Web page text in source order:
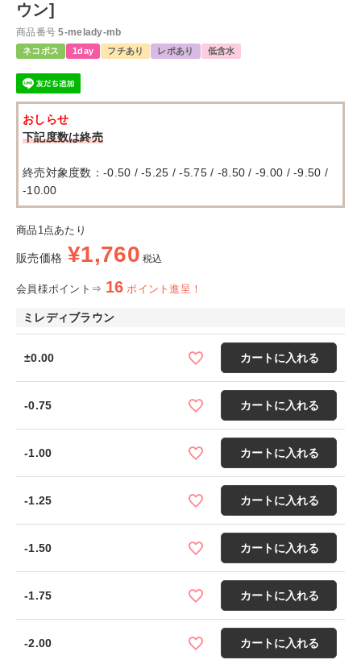
ウン]
商品番号 5-melady-mb
ネコポス 1day フチあり レポあり 低含水
おしらせ
下記度数は終売
終売対象度数：-0.50 / -5.25 / -5.75 / -8.50 / -9.00 / -9.50 /
-10.00
商品1点あたり
販売価格 ¥1,760 税込
会員様ポイント⇒ 16 ポイント進呈！
ミレディブラウン
±0.00 カートに入れる
-0.75 カートに入れる
-1.00 カートに入れる
-1.25 カートに入れる
-1.50 カートに入れる
-1.75 カートに入れる
-2.00 カートに入れる